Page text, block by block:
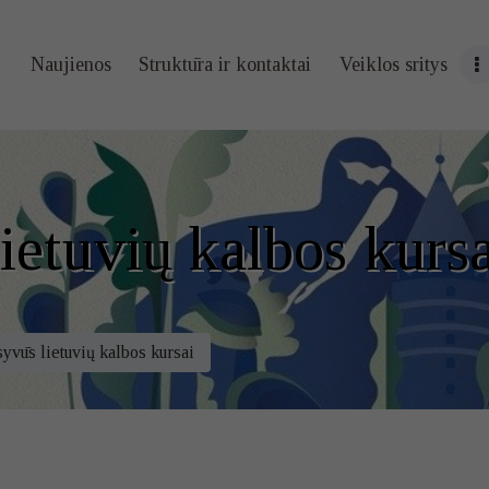
Naujienos Struktūra ir kontaktai Veiklos sritys
kalbos
lietuvių kalbos kursai
kontaktai
Veiklos sritys
Administracin
ė informacija
Kontaktai